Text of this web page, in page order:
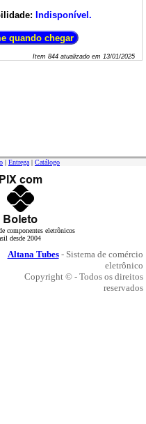
Indisponível.
Item 844atualizado em 13/01/2025
| Entrega | Catálogo
componentes eletrônicos
desde 2004
Altana Tubes- Sistema de comércio
eletrônico
Copyright © - Todos os direitos
reservados